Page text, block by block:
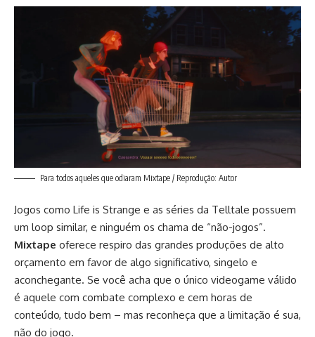
Para todos aqueles que odiaram Mixtape / Reprodução: Autor
Jogos como Life is Strange e as séries da Telltale possuem
um loop similar, e ninguém os chama de “não-jogos”.
Mixtape oferece respiro das grandes produções de alto
orçamento em favor de algo significativo, singelo e
aconchegante. Se você acha que o único videogame válido
é aquele com combate complexo e cem horas de
conteúdo, tudo bem – mas reconheça que a limitação é sua,
não do jogo.